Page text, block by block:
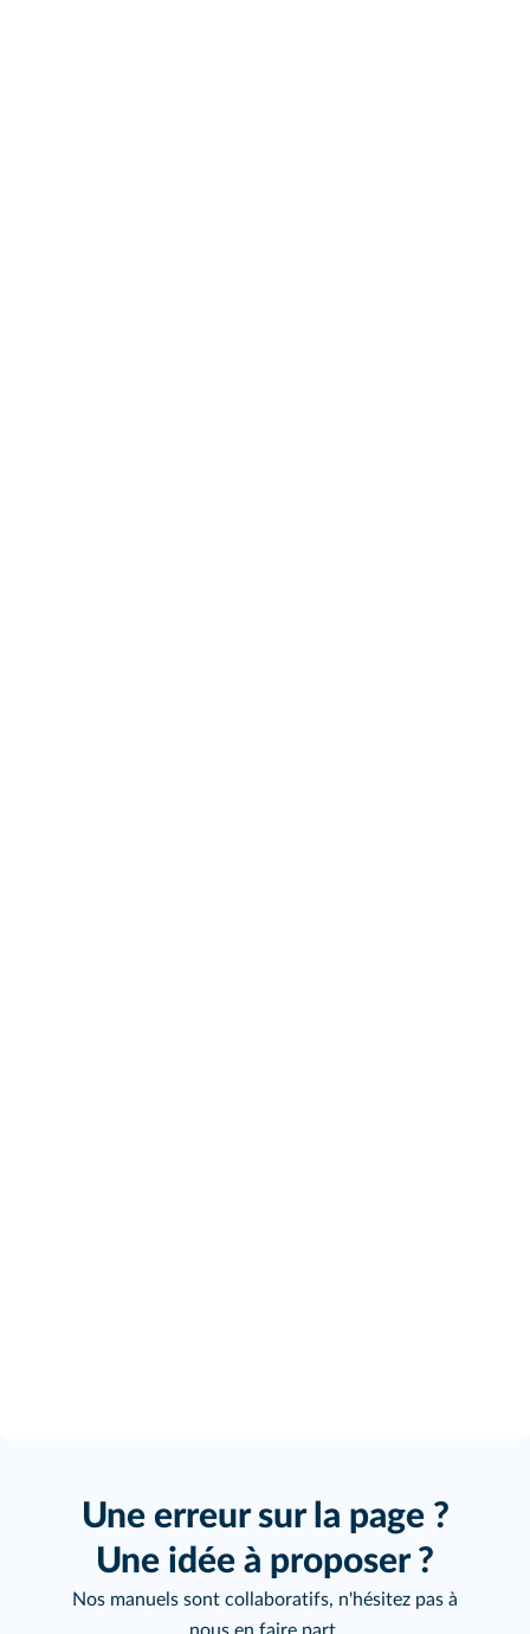
Une erreur sur la page ?
Une idée à proposer ?
Nos manuels sont collaboratifs, n'hésitez pas à